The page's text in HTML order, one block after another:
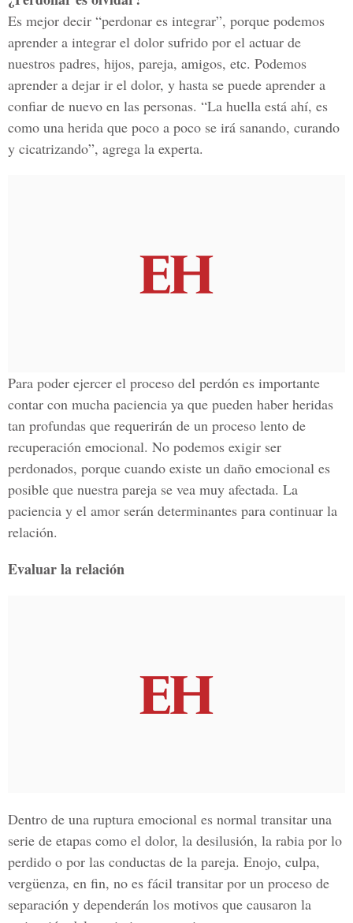
Es mejor decir “perdonar es integrar”, porque podemos
aprender a integrar el dolor sufrido por el actuar de
nuestros padres, hijos, pareja, amigos, etc. Podemos
aprender a dejar ir el dolor, y hasta se puede aprender a
confiar de nuevo en las personas. “La huella está ahí, es
como una herida que poco a poco se irá sanando, curando
y cicatrizando”, agrega la experta.
Para poder ejercer el proceso del perdón es importante
contar con mucha paciencia ya que pueden haber heridas
tan profundas que requerirán de un proceso lento de
recuperación emocional. No podemos exigir ser
perdonados, porque cuando existe un daño emocional es
posible que nuestra pareja se vea muy afectada. La
paciencia y el amor serán determinantes para continuar la
relación.
Evaluar la relación
Dentro de una ruptura emocional es normal transitar una
serie de etapas como el dolor, la desilusión, la rabia por lo
perdido o por las conductas de la pareja. Enojo, culpa,
vergüenza, en fin, no es fácil transitar por un proceso de
separación y dependerán los motivos que causaron la